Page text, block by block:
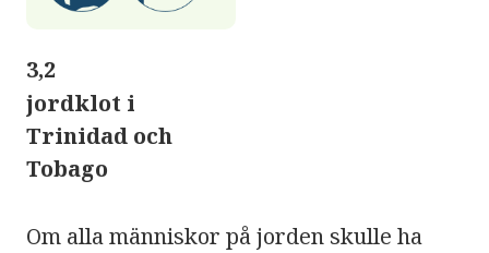
3,2
jordklot i
Trinidad och
Tobago
Om alla människor på jorden skulle ha